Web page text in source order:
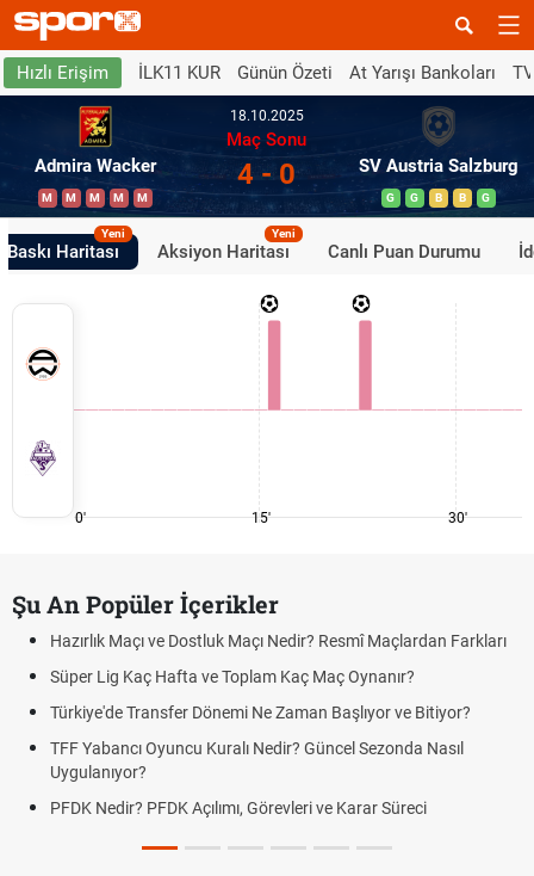
Hızlı Erişim İLK11 KUR Günün Özeti At Yarışı Bankoları
Admira Wacker
M M M M M
18.10.2025
Maç Sonu
4 - 0 SV Austria Salzburg
G G B B G
Baskı Haritası
Yeni
Aksiyon Haritası
Yeni
Canlı Puan Durumu
0' 15' 30'
Şu An Popüler İçerikler
Hazırlık Maçı ve Dostluk Maçı Nedir? Resmî Maçlardan Farkları
Süper Lig Kaç Hafta ve Toplam Kaç Maç Oynanır?
Türkiye'de Transfer Dönemi Ne Zaman Başlıyor ve Bitiyor?
TFF Yabancı Oyuncu Kuralı Nedir? Güncel Sezonda Nasıl
Uygulanıyor?
PFDK Nedir? PFDK Açılımı, Görevleri ve Karar Süreci